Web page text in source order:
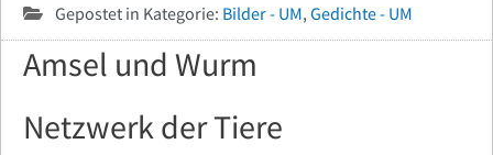
Gepostet in Kategorie: Bilder - UM,Gedichte - UM
Amsel und Wurm
Netzwerk der Tiere